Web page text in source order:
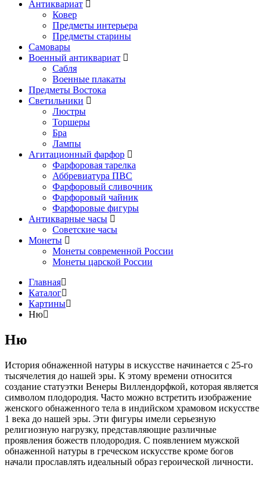
Антиквариат
Ковер
Предметы интерьера
Предметы старины
Самовары
Военный антиквариат
Сабля
Военные плакаты
Предметы Востока
Светильники
Люстры
Торшеры
Бра
Лампы
Агитационный фарфор
Фарфоровая тарелка
Аббревиатура ПВС
Фарфоровый сливочник
Фарфоровый чайник
Фарфоровые фигуры
Антикварные часы
Советские часы
Монеты
Монеты современной России
Монеты царской России
Главная
Каталог
Картины
Ню
Ню
История обнаженной натуры в искусстве начинается с 25-го
тысячелетия до нашей эры. К этому времени относится
создание статуэтки Венеры Виллендорфкой, которая является
символом плодородия. Часто можно встретить изображение
женского обнаженного тела в индийском храмовом искусстве
1 века до нашей эры. Эти фигуры имели серьезную
религиозную нагрузку, представляющие различные
проявления божеств плодородия. С появлением мужской
обнаженной натуры в греческом искусстве кроме богов
начали прославлять идеальный образ героической личности.